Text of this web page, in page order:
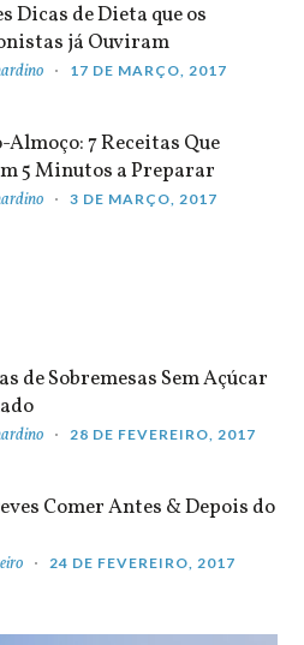
Dicas de Dieta que os
já Ouviram
17 DE MARÇO, 2017
Almoço: 7 Receitas Que
5 Minutos a Preparar
3 DE MARÇO, 2017
de Sobremesas Sem Açúcar
28 DE FEVEREIRO, 2017
Comer Antes & Depois do
24 DE FEVEREIRO, 2017